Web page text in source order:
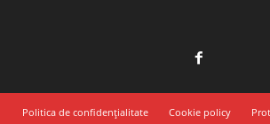
Politica de confidențialitate Cookie policy